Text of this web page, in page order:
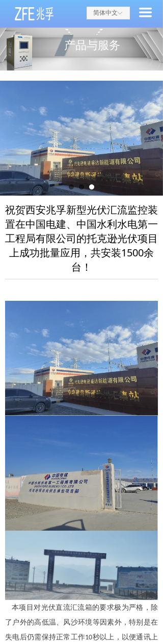
끀
首页
关于兆孚
兆孚动态
产品与服务
研究与开发
典型案例
联系方式
ꀅ
简体中文
祝贺西安兆孚新型光伏汇流监控装
置在中国电建、中国水利水电第一
工程局有限公司的托克逊光伏项目
上成功批量应用，共安装1500余
台！
本项目对光伏直流汇流箱的要求极为严格， 除
了户外的高低温、风沙环境等因素外，特别是在
失电后仍需保持正常工作10秒以上，以便通讯上
产品与服务